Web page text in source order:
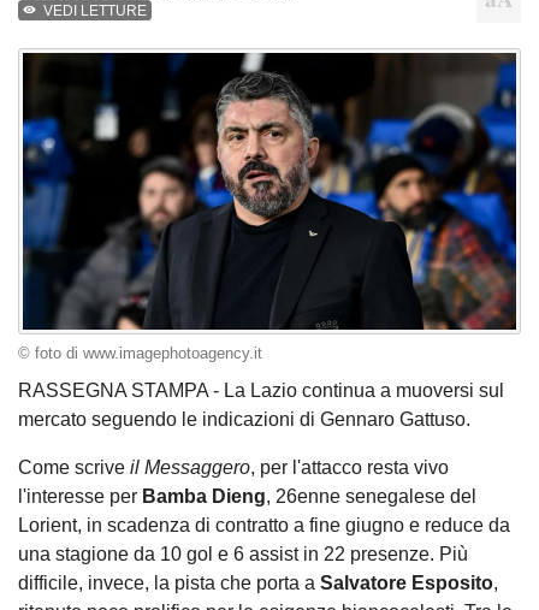
VEDI LETTURE
© foto di www.imagephotoagency.it
RASSEGNA STAMPA - La Lazio continua a muoversi sul
mercato seguendo le indicazioni di Gennaro Gattuso.
Come scrive il Messaggero, per l'attacco resta vivo
l'interesse per Bamba Dieng, 26enne senegalese del
Lorient, in scadenza di contratto a fine giugno e reduce da
una stagione da 10 gol e 6 assist in 22 presenze. Più
difficile, invece, la pista che porta a Salvatore Esposito,